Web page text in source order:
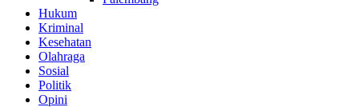
Hukum
Kriminal
Kesehatan
Olahraga
Sosial
Politik
Opini